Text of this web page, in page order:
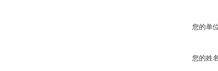
您的单
您的姓